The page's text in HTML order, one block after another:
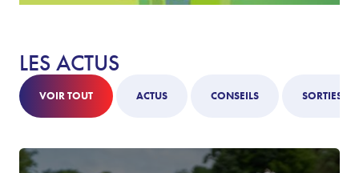
LES ACTUS
VOIR TOUT ACTUS CONSEILS SORTIES